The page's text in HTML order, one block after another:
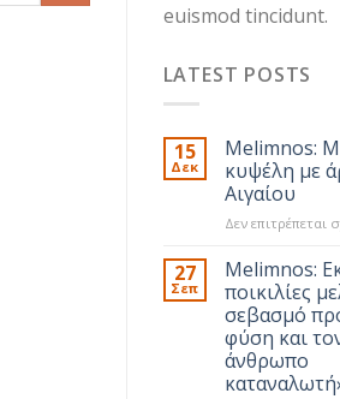
euismod tincidunt.
LATEST POSTS
15
Δεκ
Melimnos:
κυψέλη με
Αιγαίου
Δεν επιτρέπεται
27
Σεπ
Melimnos:
ποικιλίες
σεβασμό
φύση και
άνθρωπο